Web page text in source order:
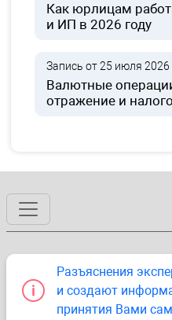
Как юрлицам
и ИП в 2026 году
Запись от 25 июля 2026
Валютные
отражение и
Разъяснения
и создают
принятия Вами